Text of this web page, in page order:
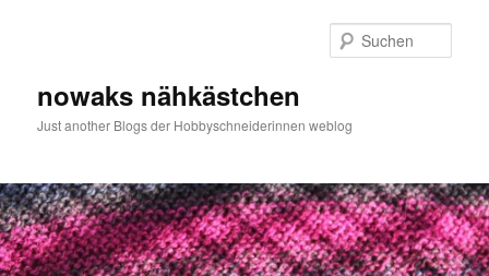
nowaks nähkästchen
Just another Blogs der Hobbyschneiderinnen weblog